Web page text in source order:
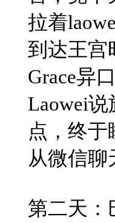
拉着
到达王宫
Grace异
Laowei
点，终
从微信
第二天：